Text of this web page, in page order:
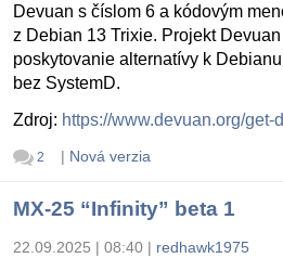
Devuan s číslom 6 a kódovým
z Debian 13 Trixie. Projekt
poskytovanie alternatívy k
bez SystemD.
Zdroj: https://www.devuan.org/get-
2 | Nová verzia
MX-25 “Infinity” beta 1
22.09.2025 | 08:40 | redhawk1975